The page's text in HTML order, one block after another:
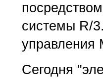
системы R/
управления
Сегодня